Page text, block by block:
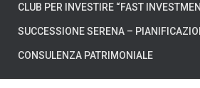
CLUB PER INVESTIRE “FAST
SUCCESSIONE SERENA –
CONSULENZA PATRIMONIALE